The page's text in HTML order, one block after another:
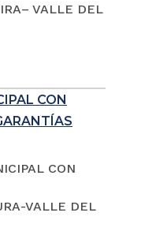
VALLE DEL
CON
CON
VALLE DEL